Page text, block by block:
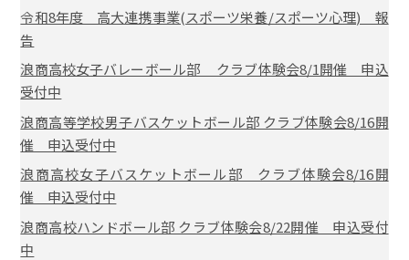
令和8年度 高大連携事業(スポーツ栄養/スポーツ心理) 報
告
浪商高校女子バレーボール部 クラブ体験会8/1開催 申込
受付中
浪商高等学校男子バスケットボール部 クラブ体験会8/16開
催 申込受付中
浪商高校女子バスケットボール部 クラブ体験会8/16開
催 申込受付中
浪商高校ハンドボール部 クラブ体験会8/22開催 申込受付
中